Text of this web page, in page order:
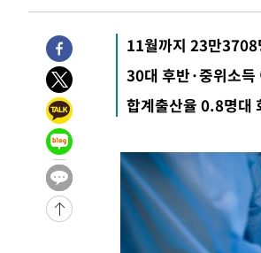
12분 전 >[속보]규제합리화위원회 부위원장
후임
-29324초 전 >
이강인, 폭염 속 AT마드리
-26463초 전 >
미 사업체 일자리, 7월에 2.3
하향수정 (2보)
-25911초 전 >
-21774초 전 >
[속보]이 대통령 "부동산 공급
실천"
-20859초 전 >
운드는 임시"
-12427초 전 >
"낮 기온 소폭 하락"…수도권
-12391초 전 >
[속보]이 대통령, '호우피해'
선포
-12354초 전 >
[단독]중수청 지원 검사들, 정
낮 최고 37도 찜통더위…곳곳
11월까지 23만
30대 후반·중위소득
합계출산율 0.8명대